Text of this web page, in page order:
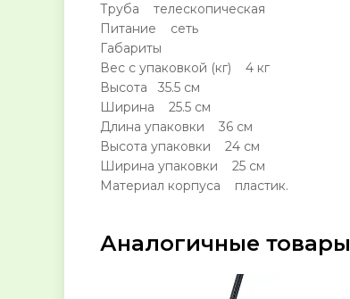
Труба телескопическая
Питание сеть
Габариты
Вес с упаковкой (кг) 4 кг
Высота 35.5 см
Ширина 25.5 см
Длина упаковки 36 см
Высота упаковки 24 см
Ширина упаковки 25 см
Материал корпуса пластик.
Аналогичные товары